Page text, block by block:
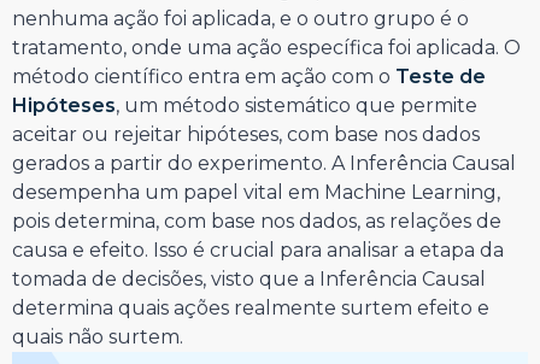
nenhuma ação foi aplicada, e o outro grupo é o
tratamento, onde uma ação específica foi aplicada. O
método científico entra em ação com o Teste de
Hipóteses, um método sistemático que permite
aceitar ou rejeitar hipóteses, com base nos dados
gerados a partir do experimento. A Inferência Causal
desempenha um papel vital em Machine Learning,
pois determina, com base nos dados, as relações de
causa e efeito. Isso é crucial para analisar a etapa da
tomada de decisões, visto que a Inferência Causal
determina quais ações realmente surtem efeito e
quais não surtem.